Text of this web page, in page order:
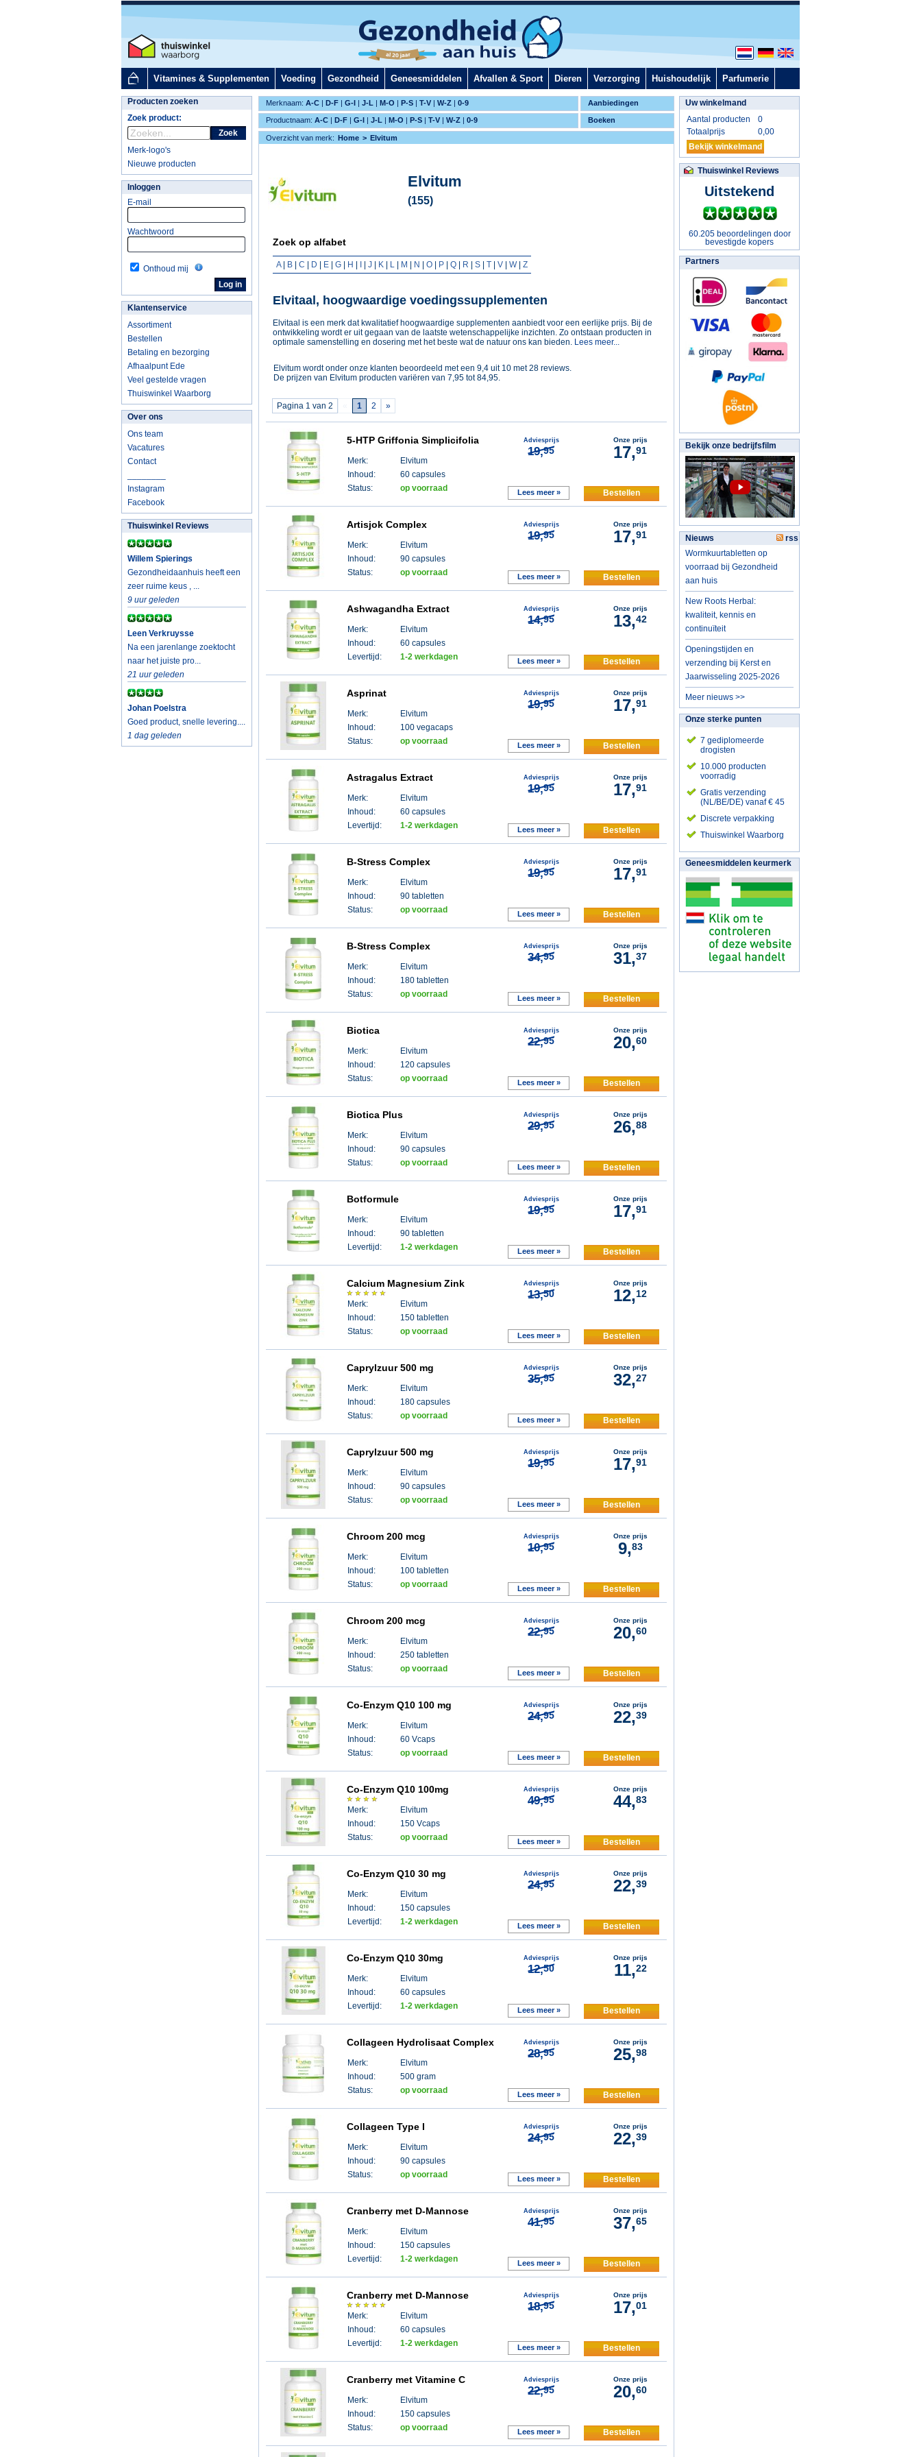
Vitamines & Supplementen Voeding Gezondheid Geneesmiddelen Afvallen & Sport Dieren Verzorging Huishoudelijk Parfumerie
Aanbiedingen
Merknaam: A-C | D-F | G-I | J-L | M-O | P-S | T-V | W-Z | 0-9
Boeken
Productnaam: A-C | D-F | G-I | J-L | M-O | P-S | T-V | W-Z | 0-9
Producten zoeken
Zoek product:
Zoek
Merk-logo's
Nieuwe producten
Inloggen
E-mail
Wachtwoord
Onthoud mij
Klantenservice
Assortiment
Bestellen
Betaling en bezorging
Afhaalpunt Ede
Veel gestelde vragen
Thuiswinkel Waarborg
Over ons
Ons team
Vacatures
Contact
Instagram
Facebook
Thuiswinkel Reviews
Willem Spierings
Gezondheidaanhuis heeft een
zeer ruime keus , ...
9 uur geleden
Leen Verkruysse
Na een jarenlange zoektocht
naar het juiste pro...
21 uur geleden
Johan Poelstra
Goed product, snelle levering....
1 dag geleden
Overzicht van merk: Home Elvitum
Elvitum
(155)
Zoek op alfabet
A B C D E G H J K L M N O P Q R S T V W Z
Elvitaal, hoogwaardige voedingssupplementen
Elvitaal is een merk dat kwalitatief hoogwaardige supplementen aanbiedt voor een eerlijke prijs. Bij de
ontwikkeling wordt er uit gegaan van de laatste wetenschappelijke inzichten. Zo ontstaan producten in
optimale samenstelling en dosering met het beste wat de natuur ons kan bieden. Lees meer...
Elvitumwordt onder onze klanten beoordeeld met een 9,4uit 10 met28reviews.
De prijzen van Elvitumproducten variëren van 7,95tot84,95.
Pagina 1 van 2 1 2 »
5-HTP Griffonia Simplicifolia
Merk:
Elvitum
Inhoud:
60 capsules
Status:
op voorraad
Adviesprijs
19,95
Lees meer »
Onze prijs
17,91
Bestellen
Artisjok Complex
Merk:
Elvitum
Inhoud:
90 capsules
Status:
op voorraad
Adviesprijs
19,95
Lees meer »
Onze prijs
17,91
Bestellen
Ashwagandha Extract
Merk:
Elvitum
Inhoud:
60 capsules
Levertijd:
1-2 werkdagen
Adviesprijs
14,95
Lees meer »
Onze prijs
13,42
Bestellen
Asprinat
Merk:
Elvitum
Inhoud:
100 vegacaps
Status:
op voorraad
Adviesprijs
19,95
Lees meer »
Onze prijs
17,91
Bestellen
Astragalus Extract
Merk:
Elvitum
Inhoud:
60 capsules
Levertijd:
1-2 werkdagen
Adviesprijs
19,95
Lees meer »
Onze prijs
17,91
Bestellen
B-Stress Complex
Merk:
Elvitum
Inhoud:
90 tabletten
Status:
op voorraad
Adviesprijs
19,95
Lees meer »
Onze prijs
17,91
Bestellen
B-Stress Complex
Merk:
Elvitum
Inhoud:
180 tabletten
Status:
op voorraad
Adviesprijs
34,95
Lees meer »
Onze prijs
31,37
Bestellen
Biotica
Merk:
Elvitum
Inhoud:
120 capsules
Status:
op voorraad
Adviesprijs
22,95
Lees meer »
Onze prijs
20,60
Bestellen
Biotica Plus
Merk:
Elvitum
Inhoud:
90 capsules
Status:
op voorraad
Adviesprijs
29,95
Lees meer »
Onze prijs
26,88
Bestellen
Botformule
Merk:
Elvitum
Inhoud:
90 tabletten
Levertijd:
1-2 werkdagen
Adviesprijs
19,95
Lees meer »
Onze prijs
17,91
Bestellen
Calcium Magnesium Zink
Merk:
Elvitum
Inhoud:
150 tabletten
Status:
op voorraad
Adviesprijs
13,50
Lees meer »
Onze prijs
12,12
Bestellen
Caprylzuur 500 mg
Merk:
Elvitum
Inhoud:
180 capsules
Status:
op voorraad
Adviesprijs
35,95
Lees meer »
Onze prijs
32,27
Bestellen
Caprylzuur 500 mg
Merk:
Elvitum
Inhoud:
90 capsules
Status:
op voorraad
Adviesprijs
19,95
Lees meer »
Onze prijs
17,91
Bestellen
Chroom 200 mcg
Merk:
Elvitum
Inhoud:
100 tabletten
Status:
op voorraad
Adviesprijs
10,95
Lees meer »
Onze prijs
9,83
Bestellen
Chroom 200 mcg
Merk:
Elvitum
Inhoud:
250 tabletten
Status:
op voorraad
Adviesprijs
22,95
Lees meer »
Onze prijs
20,60
Bestellen
Co-Enzym Q10 100 mg
Merk:
Elvitum
Inhoud:
60 Vcaps
Status:
op voorraad
Adviesprijs
24,95
Lees meer »
Onze prijs
22,39
Bestellen
Co-Enzym Q10 100mg
Merk:
Elvitum
Inhoud:
150 Vcaps
Status:
op voorraad
Adviesprijs
49,95
Lees meer »
Onze prijs
44,83
Bestellen
Co-Enzym Q10 30 mg
Merk:
Elvitum
Inhoud:
150 capsules
Levertijd:
1-2 werkdagen
Adviesprijs
24,95
Lees meer »
Onze prijs
22,39
Bestellen
Co-Enzym Q10 30mg
Merk:
Elvitum
Inhoud:
60 capsules
Levertijd:
1-2 werkdagen
Adviesprijs
12,50
Lees meer »
Onze prijs
11,22
Bestellen
Collageen Hydrolisaat Complex
Merk:
Elvitum
Inhoud:
500 gram
Status:
op voorraad
Adviesprijs
28,95
Lees meer »
Onze prijs
25,98
Bestellen
Collageen Type I
Merk:
Elvitum
Inhoud:
90 capsules
Status:
op voorraad
Adviesprijs
24,95
Lees meer »
Onze prijs
22,39
Bestellen
Cranberry met D-Mannose
Merk:
Elvitum
Inhoud:
150 capsules
Levertijd:
1-2 werkdagen
Adviesprijs
41,95
Lees meer »
Onze prijs
37,65
Bestellen
Cranberry met D-Mannose
Merk:
Elvitum
Inhoud:
60 capsules
Levertijd:
1-2 werkdagen
Adviesprijs
18,95
Lees meer »
Onze prijs
17,01
Bestellen
Cranberry met Vitamine C
Merk:
Elvitum
Inhoud:
150 capsules
Status:
op voorraad
Adviesprijs
22,95
Lees meer »
Onze prijs
20,60
Bestellen
Uw winkelmand
Aantal producten
0
Totaalprijs
0,00
Bekijk winkelmand
Thuiswinkel Reviews
Uitstekend
60.205 beoordelingen door
bevestigde kopers
Partners
Bekijk onze bedrijfsfilm
Nieuws
rss
Wormkuurtabletten op
voorraad bij Gezondheid
aan huis
New Roots Herbal:
kwaliteit, kennis en
continuïteit
Openingstijden en
verzending bij Kerst en
Jaarwisseling 2025-2026
Meer nieuws >>
Onze sterke punten
7 gediplomeerde
drogisten
10.000 producten
voorradig
Gratis verzending
(NL/BE/DE) vanaf € 45
Discrete verpakking
Thuiswinkel Waarborg
Geneesmiddelen keurmerk